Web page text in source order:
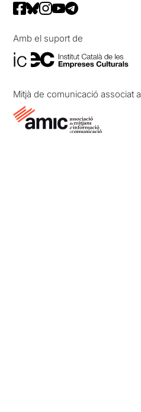
Amb el suport de
Mitjà de comunicació associat a